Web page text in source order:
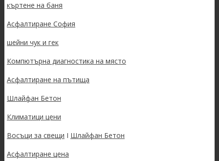
къртене на баня
Асфалтиране София
шейни чук и гек
Компютърна диагностика на място
Асфалтиране на пътища
Шлайфан Бетон
Климатици цени
Восъци за свещи I Шлайфан Бетон
Асфалтиране цена